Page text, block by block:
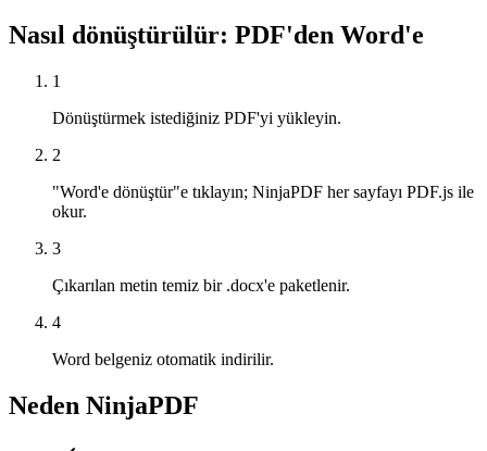
Nasıl dönüştürülür: PDF'den Word'e
1
Dönüştürmek istediğiniz PDF'yi yükleyin.
2
"Word'e dönüştür"e tıklayın; NinjaPDF her sayfayı PDF.js ile
okur.
3
Çıkarılan metin temiz bir .docx'e paketlenir.
4
Word belgeniz otomatik indirilir.
Neden NinjaPDF